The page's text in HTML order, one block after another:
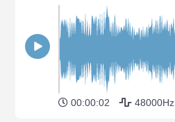
00:00:02 48000Hz